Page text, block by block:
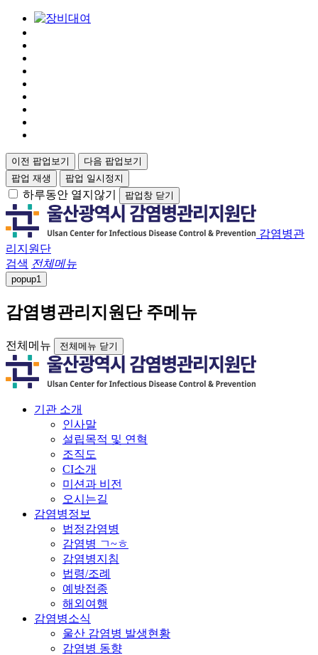
이전 팝업보기
다음 팝업보기
팝업 재생
팝업 일시정지
하루동안 열지않기 팝업창 닫기
감염병관
리지원단
검색 전체메뉴
popup1
감염병관리지원단 주메뉴
전체메뉴 전체메뉴 닫기
기관 소개
인사말
설립목적 및 연혁
조직도
CI소개
미션과 비전
오시는길
감염병정보
법정감염병
감염병 ㄱ~ㅎ
감염병지침
법령/조례
예방접종
해외여행
감염병소식
울산 감염병 발생현황
감염병 동향